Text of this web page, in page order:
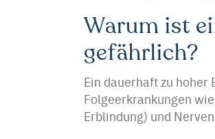
Warum ist
gefährlich?
Ein dauerhaft zu
Folgeerkrankungen
Erblindung) und